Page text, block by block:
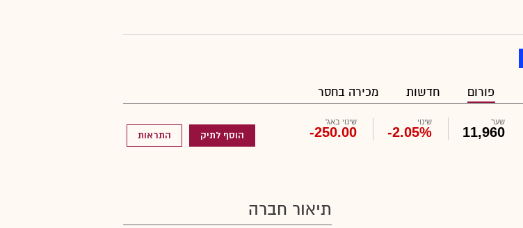
פורום חדשות מכירה בחסר
שער
11,960
שינוי
-2.05%
שינוי באג'
-250.00 הוסף לתיק התראות
תיאור חברה